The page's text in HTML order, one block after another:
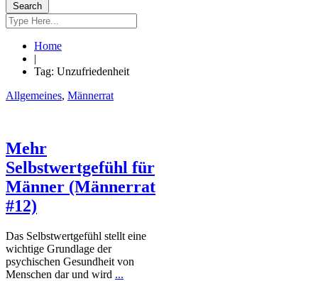
Search
Home
|
Tag: Unzufriedenheit
Allgemeines, Männerrat
Mehr
Selbstwertgefühl für
Männer (Männerrat
#12)
Das Selbstwertgefühl stellt eine
wichtige Grundlage der
psychischen Gesundheit von
Menschen dar und wird ...